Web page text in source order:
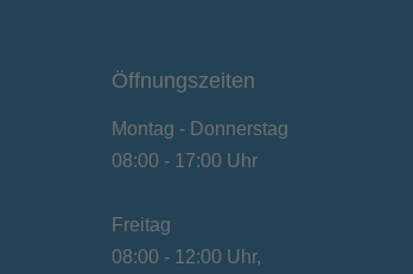
Öffnungszeiten
Montag - Donnerstag
08:00 - 17:00 Uhr
Freitag
08:00 - 12:00 Uhr,